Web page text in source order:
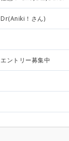
Dr(Aniki！さん)
エントリー募集中